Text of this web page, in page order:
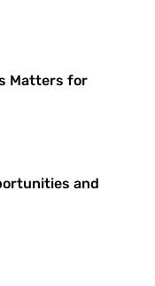
Matters for
and